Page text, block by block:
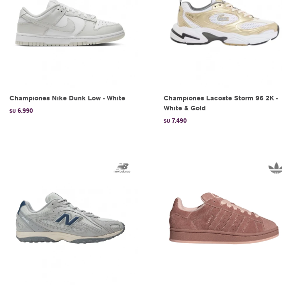
Championes Nike Dunk Low - White
$U 6.990
Championes Lacoste Storm 96 2K -
White & Gold
$U 7.490